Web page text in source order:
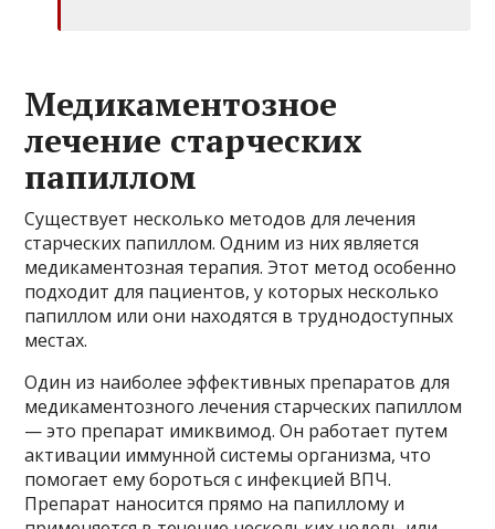
Медикаментозное
лечение старческих
папиллом
Существует несколько методов для лечения
старческих папиллом. Одним из них является
медикаментозная терапия. Этот метод особенно
подходит для пациентов, у которых несколько
папиллом или они находятся в труднодоступных
местах.
Один из наиболее эффективных препаратов для
медикаментозного лечения старческих папиллом
— это препарат имиквимод. Он работает путем
активации иммунной системы организма, что
помогает ему бороться с инфекцией ВПЧ.
Препарат наносится прямо на папиллому и